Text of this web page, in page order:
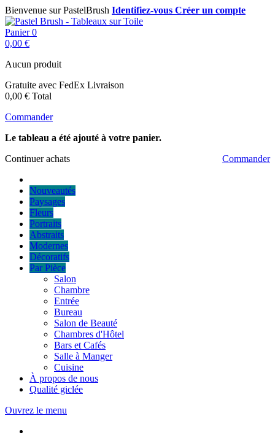
Bienvenue sur PastelBrush Identifiez-vous Créer un compte
Panier 0
0,00 €
Aucun produit
Gratuite avec FedEx Livraison
0,00 € Total
Commander
Le tableau a été ajouté à votre panier.
Continuer achats
Commander
Nouveautés
Paysages
Fleurs
Portraits
Abstraits
Modernes
Décoratifs
Par Pièce
Salon
Chambre
Entrée
Bureau
Salon de Beauté
Chambres d'Hôtel
Bars et Cafés
Salle à Manger
Cuisine
À propos de nous
Qualité giclée
Ouvrez le menu